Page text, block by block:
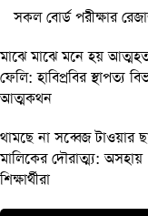
সকল বোর্ড পরীক্ষার
মাঝে মাঝে মনে হয়
ফেলি: হাবিপ্রবির স্থাপত্য
আত্মকথন
থামছে না সব্বেজ টাওয়ার
মালিকের দৌরাত্ম্য: অসহায়
শিক্ষার্থীরা